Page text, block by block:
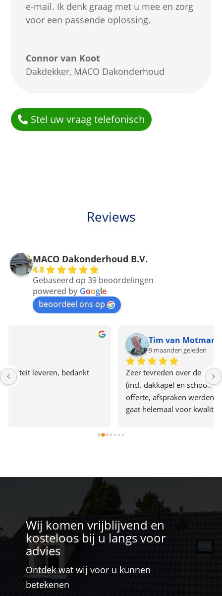
e-mail. Ik denk graag met u mee en zorg
voor een passende oplossing.
Connor van Koot
Dakdekker, MACO Dakonderhoud
Stel uw vraag telefonisch
Reviews
MACO Dakonderhoud B.V.
4.8
Gebaseerd op 39 beoordelingen
powered by Google
beoordeel ons op
Tim van Motman
Zeer tevreden over de renovatie van ons pannendak
(incl. dakkapel en schoorsteen renovatie). Heldere
offerte, afspraken werden nagekomen, het bedrijf
gaat helemaal voor kwaliteit, er werd hard
ook de indruk plezier in hun werk te hebben. Een
Wij komen vrijblijvend en
kosteloos bij u langs voor
advies
Ontdek wat wij voor u kunnen
betekenen